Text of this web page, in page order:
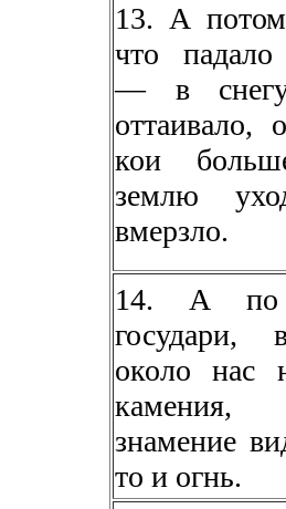
13. А
что падало
— в
оттаивало,
кои
землю
вмерзло.
14. А по
государи,
около нас
камения,
знамение
то и огнь.